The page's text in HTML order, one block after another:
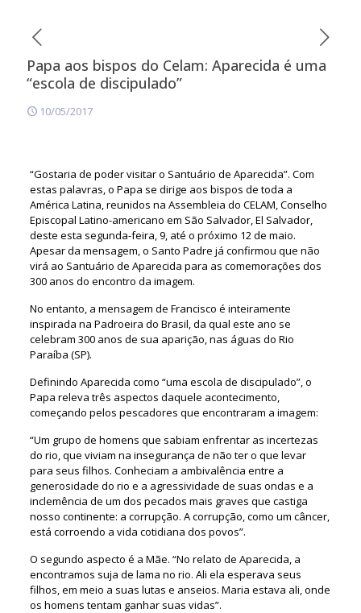
Papa aos bispos do Celam: Aparecida é uma
“escola de discipulado”
10/05/2017
“Gostaria de poder visitar o Santuário de Aparecida”. Com
estas palavras, o Papa se dirige aos bispos de toda a
América Latina, reunidos na Assembleia do CELAM, Conselho
Episcopal Latino-americano em São Salvador, El Salvador,
deste esta segunda-feira, 9, até o próximo 12 de maio.
Apesar da mensagem, o Santo Padre já confirmou que não
virá ao Santuário de Aparecida para as comemorações dos
300 anos do encontro da imagem.
No entanto, a mensagem de Francisco é inteiramente
inspirada na Padroeira do Brasil, da qual este ano se
celebram 300 anos de sua aparição, nas águas do Rio
Paraíba (SP).
Definindo Aparecida como “uma escola de discipulado”, o
Papa releva três aspectos daquele acontecimento,
começando pelos pescadores que encontraram a imagem:
“Um grupo de homens que sabiam enfrentar as incertezas
do rio, que viviam na insegurança de não ter o que levar
para seus filhos. Conheciam a ambivalência entre a
generosidade do rio e a agressividade de suas ondas e a
inclemência de um dos pecados mais graves que castiga
nosso continente: a corrupção. A corrupção, como um câncer,
está corroendo a vida cotidiana dos povos”.
O segundo aspecto é a Mãe. “No relato de Aparecida, a
encontramos suja de lama no rio. Ali ela esperava seus
filhos, em meio a suas lutas e anseios. Maria estava ali, onde
os homens tentam ganhar suas vidas”.